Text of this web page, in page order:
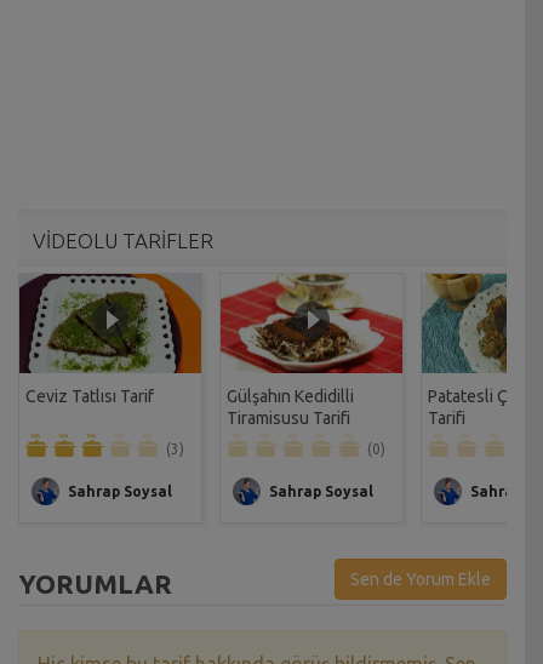
VİDEOLU TARİFLER
Ceviz Tatlısı Tarif
(3)
Sahrap Soysal
Gülşahın Kedidilli
Tiramisusu Tarifi
(0)
Sahrap Soysal
Patatesli Çıtır
Tarifi
Sahrap
YORUMLAR Sen de Yorum Ekle